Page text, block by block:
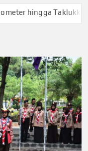
Taklukkan Beragam